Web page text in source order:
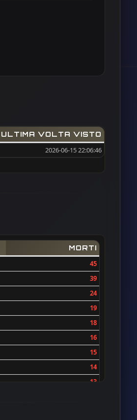
ULTIMA VOLTA VISTO
2026-06-15 22:06:46
MORTI
45
39
24
19
18
16
15
14
13